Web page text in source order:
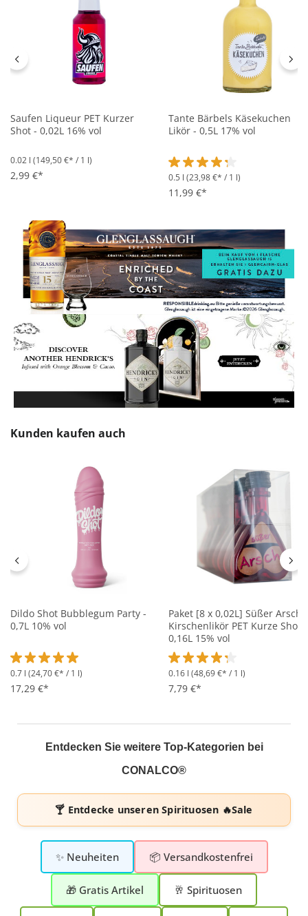
Saufen Liqueur PET Kurzer
Shot - 0,02L 16% vol
0.02 l (149,50 €* / 1 l)
2,99 €*
Tante Bärbels Käsekuchen
Likör - 0,5L 17% vol
Durchschnittliche
0.5 l (23,98 €* / 1 l)
11,99 €*
Produktgalerie überspringen
Kunden kaufen auch
Dildo Shot Bubblegum Party -
0,7L 10% vol
Durchschnittliche Bewertung von 5 von 5 Sternen
0.7 l (24,70 €* / 1 l)
17,29 €*
Paket [8 x 0,02L] Süßer Arsch
Kirschenlikör PET Kurze
0,16L 15% vol
Durchschnittliche
0.16 l (48,69 €* / 1 l)
7,79 €*
Entdecken Sie weitere Top-Kategorien bei
CONALCO®
🍸 Entdecke unserenSpirituosen 🔥Sale
✨ Neuheiten 📦 Versandkostenfrei
🎁 Gratis Artikel 🥂 Spirituosen